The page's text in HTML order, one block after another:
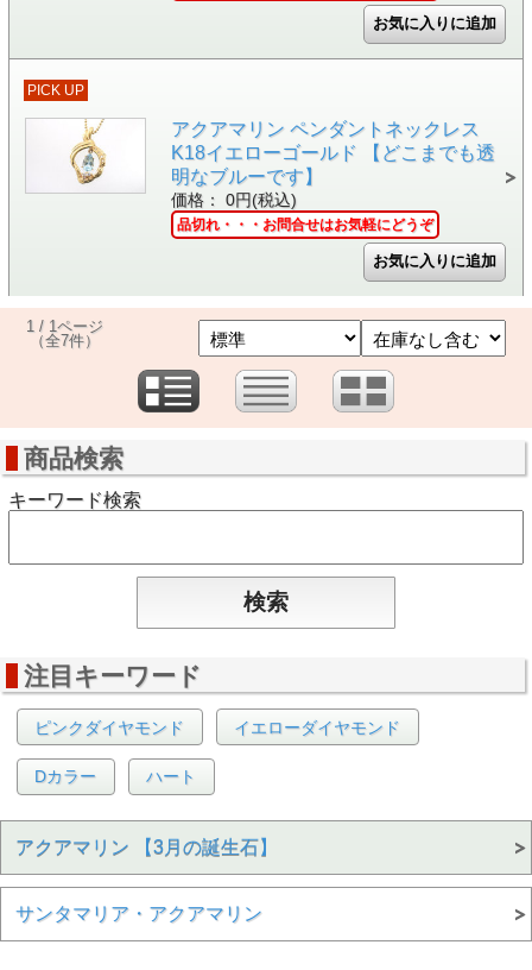
PICK UP
アクアマリン ペンダントネックレス
K18イエローゴールド 【どこまでも透
明なブルーです】
価格： 0円(税込)
品切れ・・・お問合せはお気軽にどうぞ
1 / 1ページ
（全7件）
商品検索
キーワード検索
注目キーワード
ピンクダイヤモンド イエローダイヤモンド
Dカラー ハート
アクアマリン 【3月の誕生石】
サンタマリア・アクアマリン